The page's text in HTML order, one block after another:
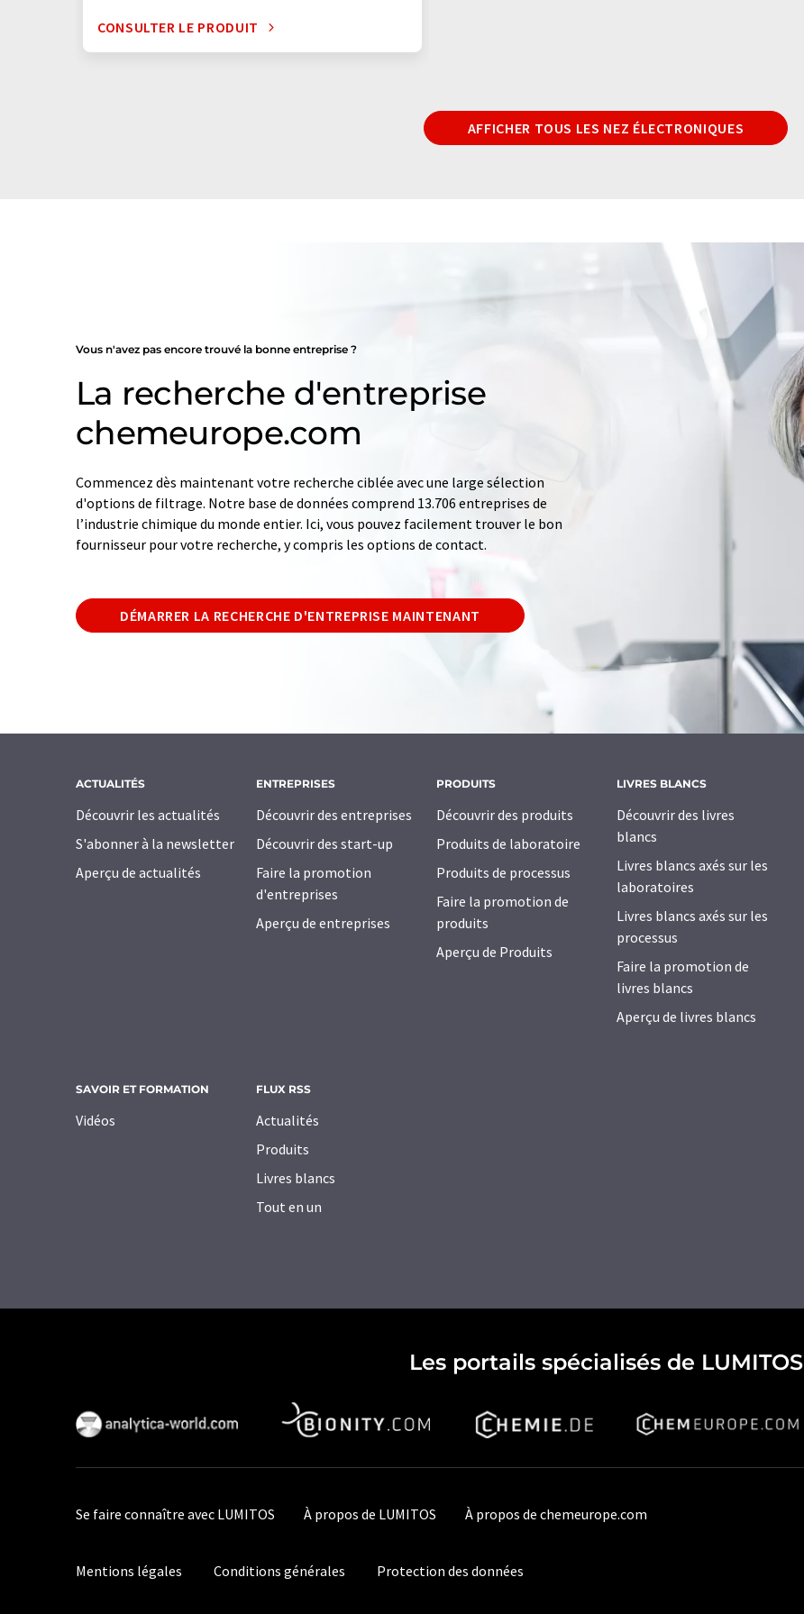
CONSULTER LE PRODUIT
AFFICHER TOUS LES NEZ ÉLECTRONIQUES
Vous n'avez pas encore trouvé la bonne entreprise ?
La recherche d'entreprise
chemeurope.com
Commencez dès maintenant votre recherche ciblée avec une large sélection
d'options de filtrage. Notre base de données comprend 13.706 entreprises de
l’industrie chimique du monde entier. Ici, vous pouvez facilement trouver le bon
fournisseur pour votre recherche, y compris les options de contact.
DÉMARRER LA RECHERCHE D'ENTREPRISE MAINTENANT
ACTUALITÉS
Découvrir les actualités
S'abonner à la newsletter
Aperçu de actualités
ENTREPRISES
Découvrir des entreprises
Découvrir des start-up
Faire la promotion
d'entreprises
Aperçu de entreprises
PRODUITS
Découvrir des produits
Produits de laboratoire
Produits de processus
Faire la promotion de
produits
Aperçu de Produits
LIVRES BLANCS
Découvrir des livres
blancs
Livres blancs axés sur les
laboratoires
Livres blancs axés sur les
processus
Faire la promotion de
livres blancs
Aperçu de livres blancs
SAVOIR ET FORMATION
Vidéos
FLUX RSS
Actualités
Produits
Livres blancs
Tout en un
Les portails spécialisés de LUMITOS
Se faire connaître avec LUMITOS À propos de LUMITOS À propos de chemeurope.com
Mentions légales Conditions générales Protection des données